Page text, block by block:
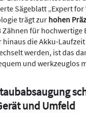
Sägeblatt „Expert
trägt zur hohen
Zähnen für hochwertige
die Akku-Laufzeit
werden, ist das
und werkzeuglos
und Umfeld